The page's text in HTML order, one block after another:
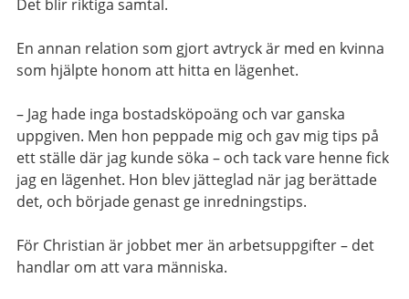
Det blir riktiga samtal.
En annan relation som gjort avtryck är med en kvinna
som hjälpte honom att hitta en lägenhet.
– Jag hade inga bostadsköpoäng och var ganska
uppgiven. Men hon peppade mig och gav mig tips på
ett ställe där jag kunde söka – och tack vare henne fick
jag en lägenhet. Hon blev jätteglad när jag berättade
det, och började genast ge inredningstips.
För Christian är jobbet mer än arbetsuppgifter – det
handlar om att vara människa.